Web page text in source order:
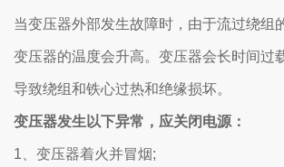
当变压器外部发生故障时，由于流过绕组
变压器的温度会升高。变压器会长时间过
导致绕组和铁心过热和绝缘损坏。
变压器发生以下异常，应关闭电源：
1、变压器着火并冒烟;